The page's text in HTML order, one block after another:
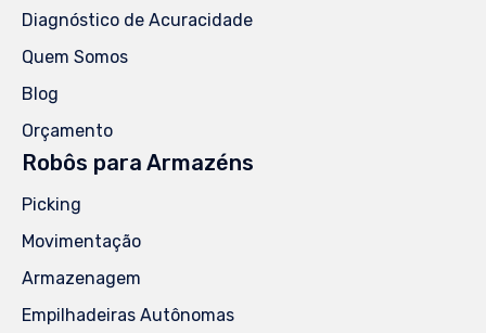
Diagnóstico de Acuracidade
Quem Somos
Blog
Orçamento
Robôs para Armazéns
Picking
Movimentação
Armazenagem
Empilhadeiras Autônomas